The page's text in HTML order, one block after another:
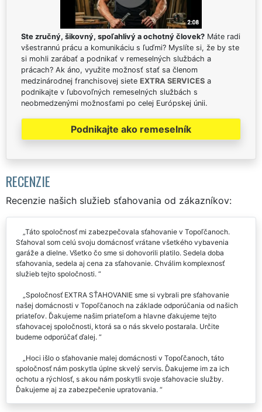
Ste zručný, šikovný, spoľahlivý a ochotný človek? Máte radi
všestrannú prácu a komunikáciu s ľuďmi? Myslíte si, že by ste
si mohli zarábať a podnikať v remeselných službách a
prácach? Ak áno, využite možnosť stať sa členom
medzinárodnej franchisovej siete EXTRA SERVICES a
podnikajte v ľubovoľných remeselných službách s
neobmedzenými možnosťami po celej Európskej únii.
Podnikajte ako remeselník
RECENZIE
Recenzie našich služieb sťahovania od zákazníkov:
Táto spoločnosť mi zabezpečovala sťahovanie v Topoľčanoch.
Sťahoval som celú svoju domácnosť vrátane všetkého vybavenia
garáže a dielne. Všetko čo sme si dohovorili platilo. Sedela doba
sťahovania, sedela aj cena za sťahovanie. Chválim komplexnosť
služieb tejto spoločnosti.
Spoločnosť EXTRA SŤAHOVANIE sme si vybrali pre sťahovanie
našej domácnosti v Topoľčanoch na základe odporúčania od našich
priateľov. Ďakujeme našim priateľom a hlavne ďakujeme tejto
sťahovacej spoločnosti, ktorá sa o nás skvelo postarala. Určite
budeme odporúčať ďalej.
Hoci išlo o sťahovanie malej domácnosti v Topoľčanoch, táto
spoločnosť nám poskytla úplne skvelý servis. Ďakujeme im za ich
ochotu a rýchlosť, s akou nám poskytli svoje sťahovacie služby.
Ďakujeme aj za zabezpečenie upratovania.